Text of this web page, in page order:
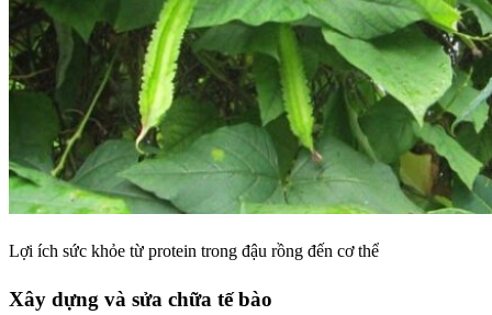
Lợi ích sức khỏe từ protein trong đậu rồng đến cơ thể
Xây dựng và sửa chữa tế bào